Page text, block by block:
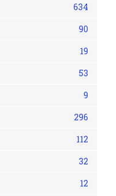
634
90
19
53
9
296
112
32
12